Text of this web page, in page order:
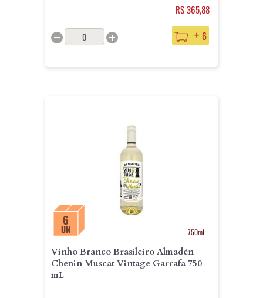
RS 365,88
+ 6
6
UN 750mL
Vinho Branco Brasileiro Almadén
Chenin Muscat Vintage Garrafa 750
mL